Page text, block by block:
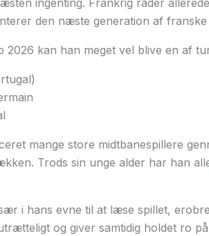
ingenting. Frankrig råder
den næste generation af franske
2026 kan han meget vel blive en af
mange store midtbanespillere
Trods sin unge alder har han
i hans evne til at læse spillet,
og giver samtidig holdet ro